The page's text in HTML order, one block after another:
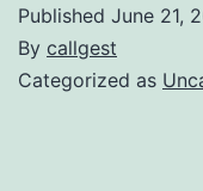
Published June 21,
By callgest
Categorized as